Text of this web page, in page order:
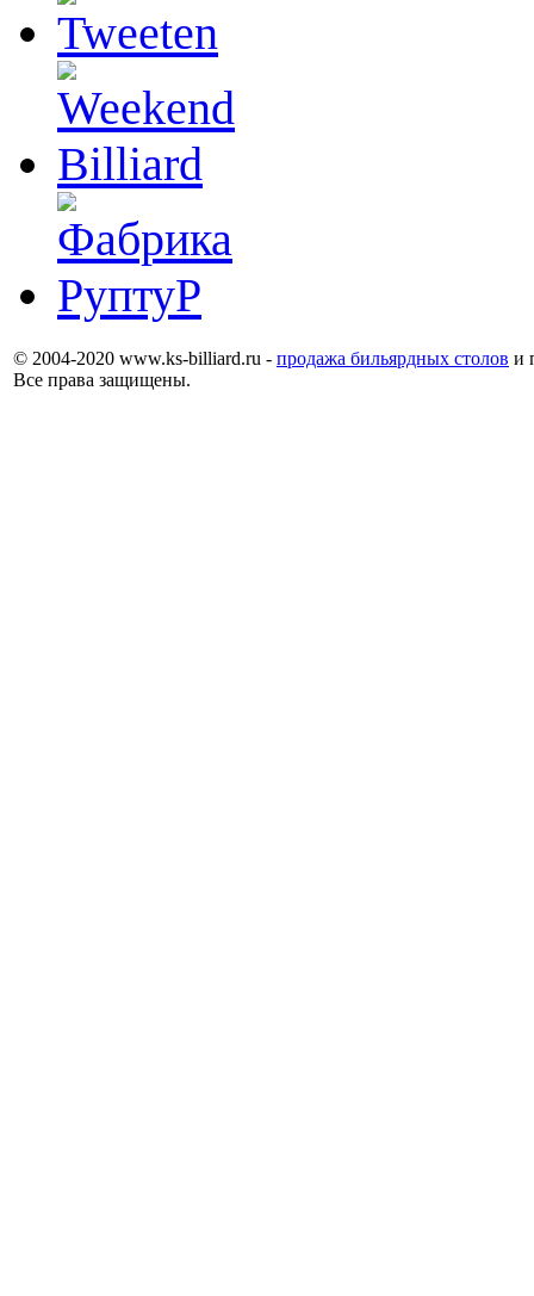
© 2004-2020 www.ks-billiard.ru - продажа бильярдных столов и
Все права защищены.